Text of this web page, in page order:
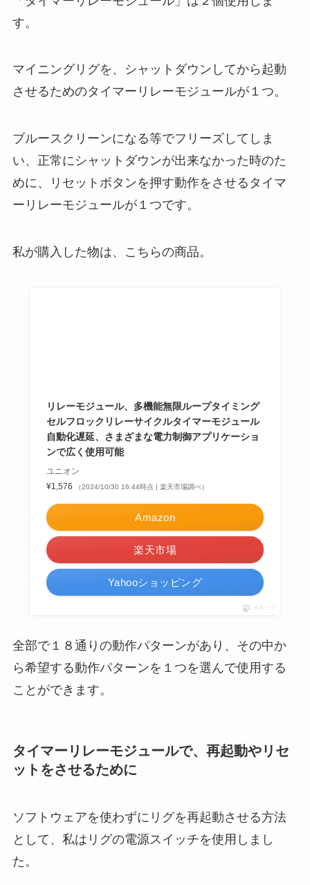
す。
マイニングリグを、シャットダウンしてから起動
させるためのタイマーリレーモジュールが１つ。
ブルースクリーンになる等でフリーズしてしま
い、正常にシャットダウンが出来なかった時のた
めに、リセットボタンを押す動作をさせるタイマ
ーリレーモジュールが１つです。
私が購入した物は、こちらの商品。
リレーモジュール、多機能無限ループタイミング
セルフロックリレーサイクルタイマーモジュール
自動化遅延、さまざまな電力制御アプリケーショ
ンで広く使用可能
ユニオン
¥1,576
（2024/10/30 16:44時点 | 楽天市場調べ）
Amazon
楽天市場
Yahooショッピング
ポチップ
全部で１８通りの動作パターンがあり、その中か
ら希望する動作パターンを１つを選んで使用する
ことができます。
タイマーリレーモジュールで、再起動やリセ
ットをさせるために
ソフトウェアを使わずにリグを再起動させる方法
として、私はリグの電源スイッチを使用しまし
た。